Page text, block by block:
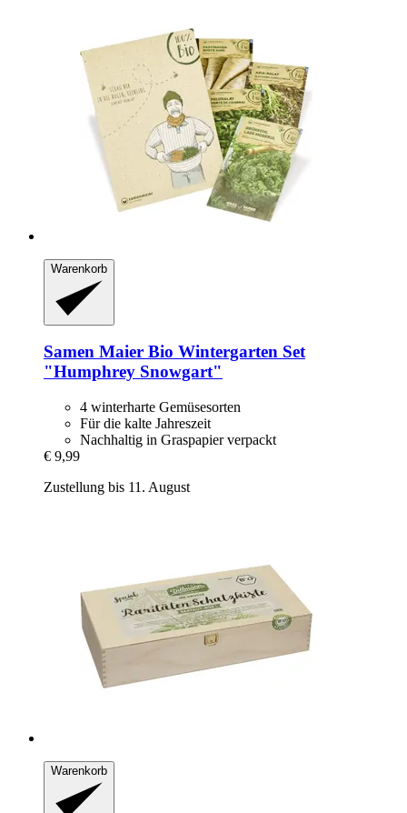
Warenkorb
Samen Maier Bio Wintergarten Set
"Humphrey Snowgart"
4 winterharte Gemüsesorten
Für die kalte Jahreszeit
Nachhaltig in Graspapier verpackt
€ 9,99
Zustellung bis 11. August
Warenkorb